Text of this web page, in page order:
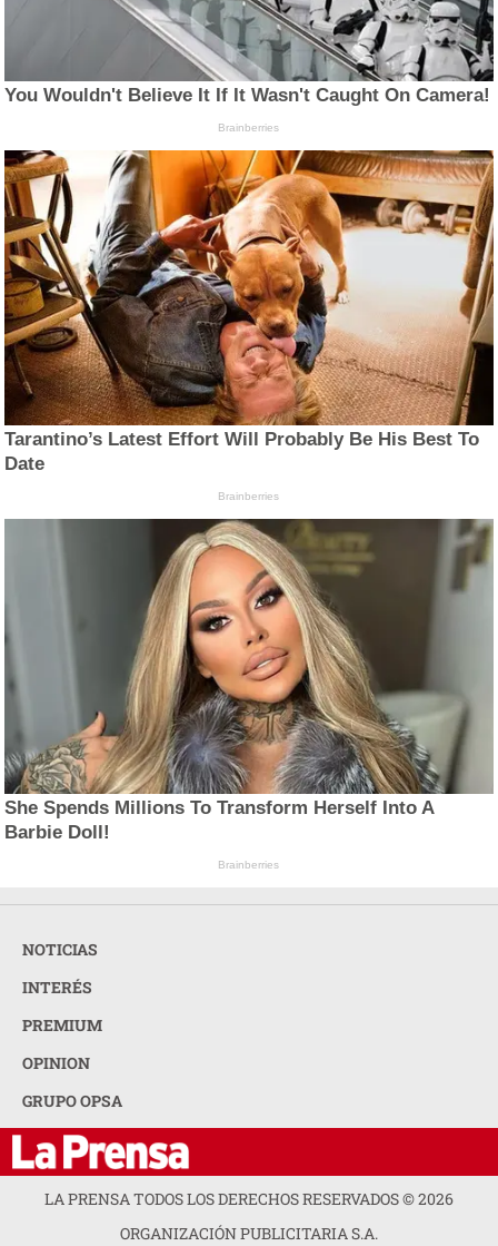
You Wouldn't Believe It If It Wasn't Caught On Camera!
Brainberries
Tarantino’s Latest Effort Will Probably Be His Best To
Date
Brainberries
She Spends Millions To Transform Herself Into A
Barbie Doll!
Brainberries
NOTICIAS
INTERÉS
PREMIUM
OPINION
GRUPO OPSA
LA PRENSA TODOS LOS DERECHOS RESERVADOS ©2026
ORGANIZACIÓN PUBLICITARIA S.A.